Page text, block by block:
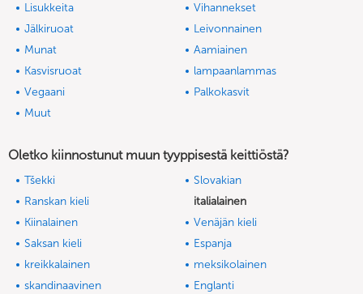
Lisukkeita
Vihannekset
Jälkiruoat
Leivonnainen
Munat
Aamiainen
Kasvisruoat
lampaanlammas
Vegaani
Palkokasvit
Muut
Oletko kiinnostunut muun tyyppisestä keittiöstä?
Tšekki
Slovakian
Ranskan kieli
italialainen
Kiinalainen
Venäjän kieli
Saksan kieli
Espanja
kreikkalainen
meksikolainen
skandinaavinen
Englanti